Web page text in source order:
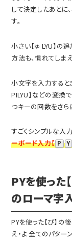
して決定したあとに
す。
小さい【ゅ LYU】の
方法も、慣れてしま
小文字を入力すると
PILYU】などの変換
つキーの回数をさら
すごくシンプルな入
ーボード入力【 P Y
PYを使った
のローマ字
PYを使った【ぴ】の
え・よ 全てのパター